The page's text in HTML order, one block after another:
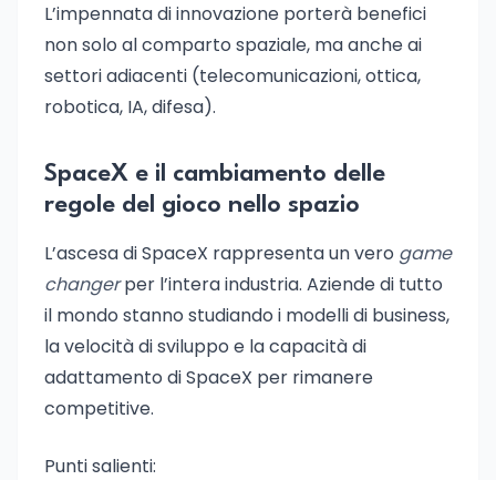
L’impennata di innovazione porterà benefici
non solo al comparto spaziale, ma anche ai
settori adiacenti (telecomunicazioni, ottica,
robotica, IA, difesa).
SpaceX e il cambiamento delle
regole del gioco nello spazio
L’ascesa di SpaceX rappresenta un vero game
changerper l’intera industria. Aziende di tutto
il mondo stanno studiando i modelli di business,
la velocità di sviluppo e la capacità di
adattamento di SpaceX per rimanere
competitive.
Punti salienti: